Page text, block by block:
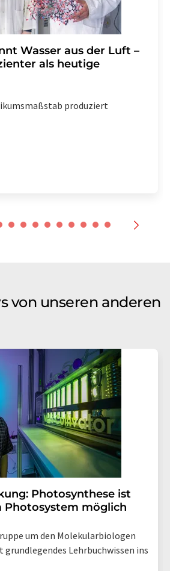
Wasser aus der Luft –
als heutige
produziert
von unseren anderen
Photosynthese ist
Photosystem möglich
um den Molekularbiologen
Lehrbuchwissen ins